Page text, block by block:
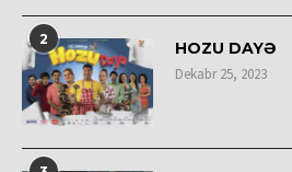
2 HOZU DAYƏ
Dekabr 25, 2023